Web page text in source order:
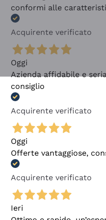
conformi alle
Acquirente verificato
Oggi
Azienda affidabile e
consiglio
Acquirente verificato
Oggi
Offerte vantaggiose,
Acquirente verificato
Ieri